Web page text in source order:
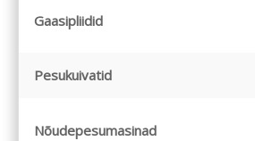
Gaasipliidid
Pesukuivatid
Nõudepesumasinad